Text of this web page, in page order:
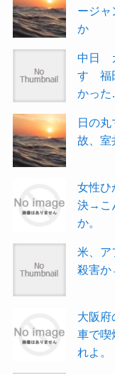
ージ
か
中日
す 福
かっ
日の
故、室
女性ひ
決→こ
か。
米、
殺害か
大阪
車で喫
れよ。